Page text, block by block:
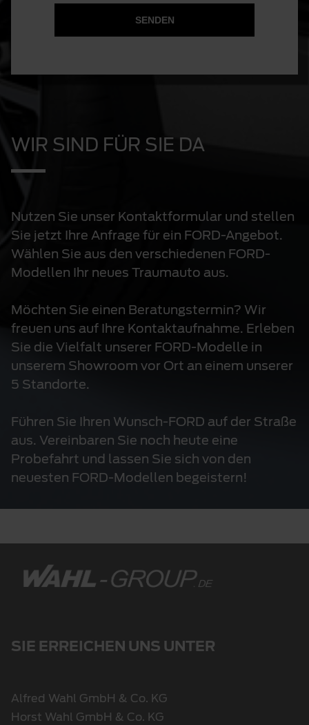
SENDEN
WIR SIND FÜR SIE DA
Nutzen Sie unser Kontaktformular und stellen
Sie jetzt Ihre Anfrage für ein FORD-Angebot.
Wählen Sie aus den verschiedenen FORD-
Modellen Ihr neues Traumauto aus.
Möchten Sie einen Beratungstermin? Wir
freuen uns auf Ihre Kontaktaufnahme. Erleben
Sie die Vielfalt unserer FORD-Modelle in
unserem Showroom vor Ort an einem unserer
5 Standorte.
Führen Sie Ihren Wunsch-FORD auf der Straße
aus. Vereinbaren Sie noch heute eine
Probefahrt und lassen Sie sich von den
neuesten FORD-Modellen begeistern!
SIE ERREICHEN UNS UNTER
Alfred Wahl GmbH & Co. KG
Horst Wahl GmbH & Co. KG